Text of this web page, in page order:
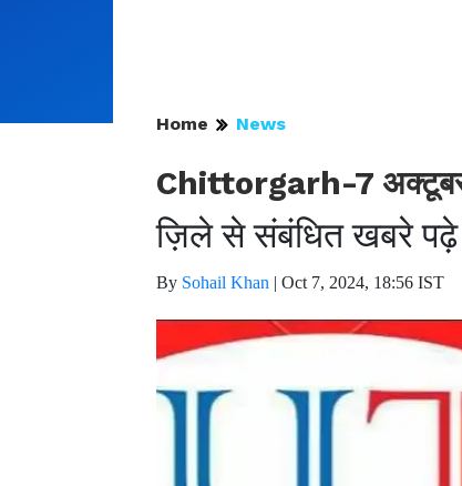
Home News
Chittorgarh-7
ज़िले से संबंधित खबरे
By Sohail Khan | Oct 7, 2024, 18:56 IST